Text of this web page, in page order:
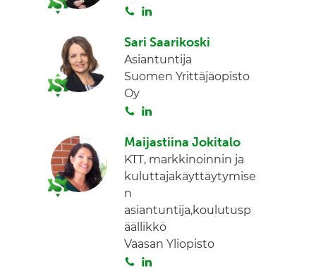
n
S
i
t
a
n
k
e
Sari Saarikoski
Asiantuntija
Suomen Yrittäjäopisto
Oy
S
i
t
a
n
k
e
I
n
Maijastiina Jokitalo
KTT, markkinoinnin ja
kuluttajakäyttäytymise
n
asiantuntija,koulutusp
äällikkö
Vaasan Yliopisto
S